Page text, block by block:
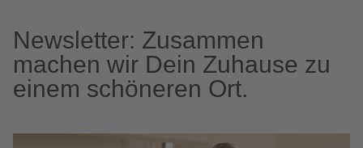
Newsletter: Zusammen
machen wir Dein Zuhause zu
einem schöneren Ort.